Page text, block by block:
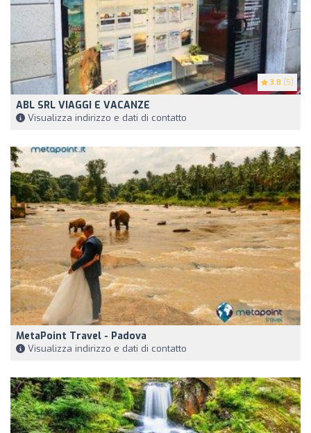
3.8 (5)
ABL SRL VIAGGI E VACANZE
Visualizza indirizzo e dati di contatto
MetaPoint Travel - Padova
Visualizza indirizzo e dati di contatto